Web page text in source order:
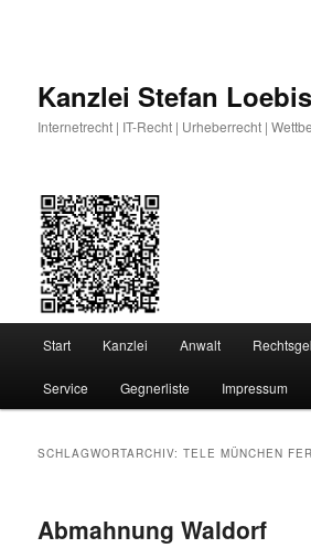
Kanzlei Stefan
Internetrecht | IT-Recht | Urheberrecht |
Start Kanzlei Anwalt
Service Gegnerliste Impressum
SCHLAGWORTARCHIV:TELE MÜNCHEN
Abmahnung Waldorf